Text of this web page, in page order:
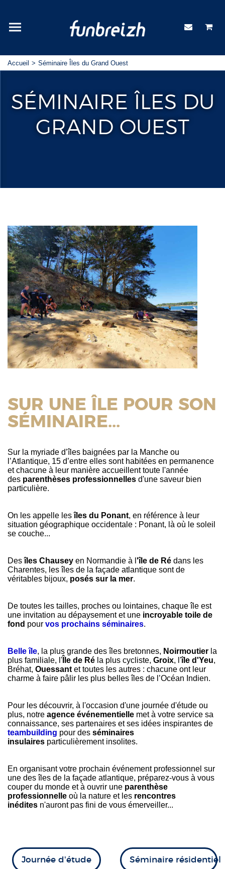
Accueil Séminaire Îles du Grand Ouest
SÉMINAIRE ÎLES DU
GRAND OUEST
SUR UNE ÎLE POUR SON
SÉMINAIRE...
Sur la myriade d’îles baignées par la Manche ou
l’Atlantique, 15 d’entre elles sont habitées en permanence
et chacune à leur manière accueillent toute l'année
des parenthèses professionnelles d'une saveur bien
particulière.
On les appelle lesîles du Ponant, en référence à leur
situation géographique occidentale : Ponant, là où le soleil
se couche...
Desîles Chausey en Normandie à l 'île de Ré dans les
Charentes, les îles de la façade atlantique sont de
véritables bijoux, posés sur la mer.
De toutes les tailles, proches ou lointaines, chaque île est
une invitation au dépaysement et une incroyable toile de
fond pour vos prochains séminaires.
Belle île, la plus grande des îles bretonnes, Noirmoutier la
plus familiale, l' Île de Ré la plus cycliste, Groix, l'île d'Yeu,
Bréhat, Ouessant et toutes les autres : chacune ont leur
charme à faire pâlir les plus belles îles de l’Océan Indien.
Pour les découvrir, à l'occasion d'une journée d'étude ou
plus, notre agence événementielle met à votre service sa
connaissance, ses partenaires et ses idées inspirantes de
teambuilding pour des séminaires
insulaires particulièrement insolites.
En organisant votre prochain événement professionnel sur
une des îles de la façade atlantique, préparez-vous à vous
couper du monde et à ouvrir une parenthèse
professionnelle où la nature et les rencontres
inédites n'auront pas fini de vous émerveiller...
Journée d'étude Séminaire résidentiel